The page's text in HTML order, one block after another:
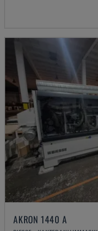
AKRON 1440 A